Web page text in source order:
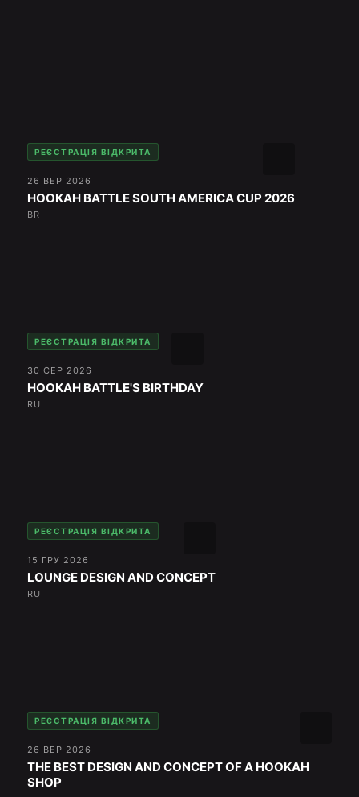
РЕЄСТРАЦІЯ ВІДКРИТА
26 ВЕР 2026
HOOKAH BATTLE SOUTH AMERICA CUP 2026
BR
РЕЄСТРАЦІЯ ВІДКРИТА
30 СЕР 2026
HOOKAH BATTLE'S BIRTHDAY
RU
РЕЄСТРАЦІЯ ВІДКРИТА
15 ГРУ 2026
LOUNGE DESIGN AND CONCEPT
RU
РЕЄСТРАЦІЯ ВІДКРИТА
26 ВЕР 2026
THE BEST DESIGN AND CONCEPT OF A HOOKAH
SHOP